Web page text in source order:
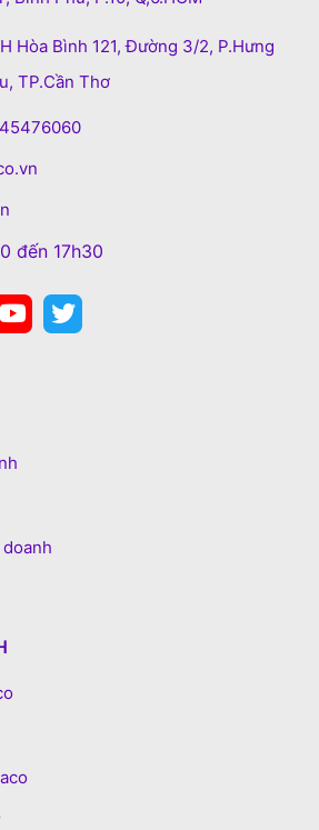
Hòa Bình 121, Đường 3/2, P.Hưng
TP.Cần Thơ
đến 17h30